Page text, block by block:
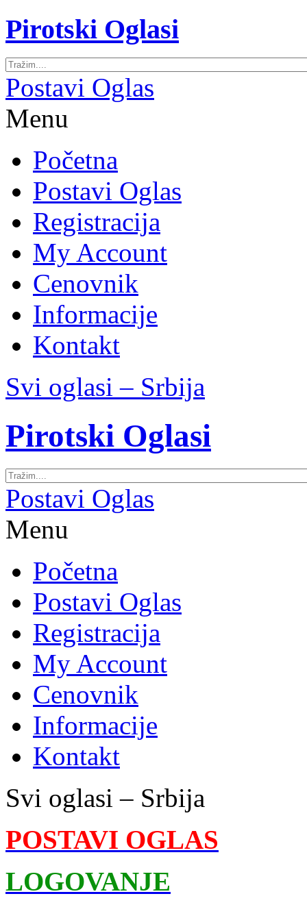
Pirotski Oglasi
Postavi Oglas
Menu
Početna
Postavi Oglas
Registracija
My Account
Cenovnik
Informacije
Kontakt
Svi oglasi – Srbija
Pirotski Oglasi
Postavi Oglas
Menu
Početna
Postavi Oglas
Registracija
My Account
Cenovnik
Informacije
Kontakt
Svi oglasi – Srbija
POSTAVI OGLAS
LOGOVANJE